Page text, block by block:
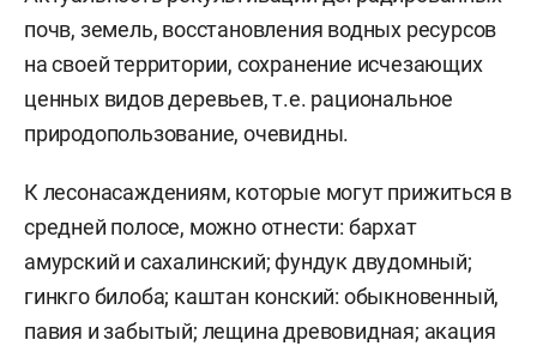
почв, земель, восстановления водных ресурсов
на своей территории, сохранение исчезающих
ценных видов деревьев, т.е. рациональное
природопользование, очевидны.
К лесонасаждениям, которые могут прижиться в
средней полосе, можно отнести: бархат
амурский и сахалинский; фундук двудомный;
гинкго билоба; каштан конский: обыкновенный,
павия и забытый; лещина древовидная; акация